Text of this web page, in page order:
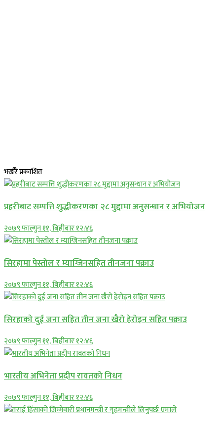
भर्खरै प्रकाशित
प्रहरीबाट सम्पत्ति शुद्धीकरणका २८ मुद्दामा अनुसन्धान र अभियोजन
२०७९ फाल्गुन ११, बिहीबार १२:४६
सिरहामा पेस्तोल र म्याग्जिनसहित तीनजना पक्राउ
२०७९ फाल्गुन ११, बिहीबार १२:४६
सिरहाकाे दुई जना सहित तीन जना खैरो हेरोइन सहित पक्राउ
२०७९ फाल्गुन ११, बिहीबार १२:४६
भारतीय अभिनेता प्रदीप रावतको निधन
२०७९ फाल्गुन ११, बिहीबार १२:४६